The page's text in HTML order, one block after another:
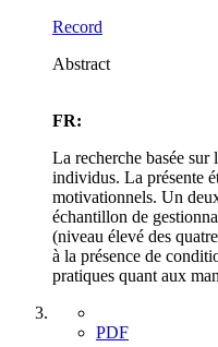
Record
Abstract
FR:
La recherche basée
individus. La présente
motivationnels. Un
échantillon de
(niveau élevé des
à la présence de
pratiques quant aux
PDF